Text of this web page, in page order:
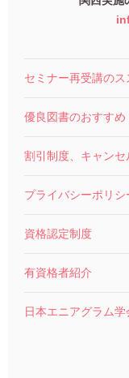
セミナー再受講のス
優良図書のおすすめ
割引制度、キャンセ
プライバシーポリシ
資格認定制度
有資格者紹介
日本エニアグラム学